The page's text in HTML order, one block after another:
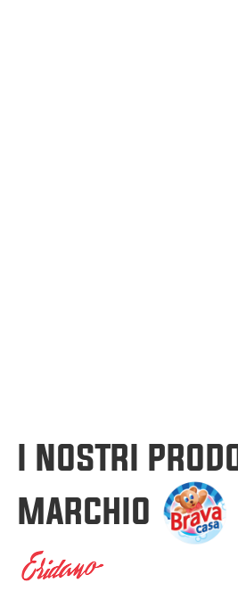
I NOSTRI
MARCHIO